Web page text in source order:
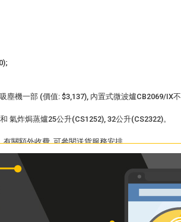
塵機一部 (價值: $3,137), 內置式微波爐CB2069/IX不
氣炸焗蒸爐25公升(CS1252), 32公升(CS2322)。
有關額外收費, 可參閱送貨服務安排。